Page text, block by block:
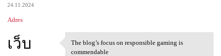
24.11.2024
Adres
เว็บ
The blog’s focus on
The blog’s focus on responsible gaming is
commendable